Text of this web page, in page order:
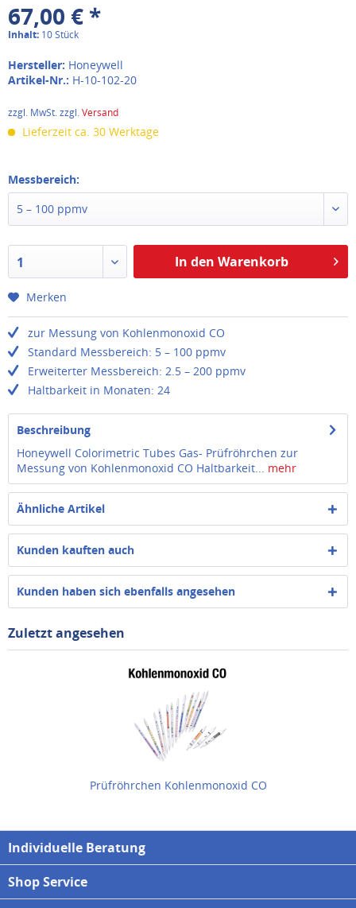
67,00 € *
Inhalt: 10 Stück
Hersteller: Honeywell
Artikel-Nr.: H-10-102-20
zzgl. MwSt. zzgl.Versand
Lieferzeit ca. 30 Werktage
Messbereich:
5 – 100 ppmv
1 In den Warenkorb
Merken
zur Messung von Kohlenmonoxid CO
Standard Messbereich: 5 – 100 ppmv
Erweiterter Messbereich: 2.5 – 200 ppmv
Haltbarkeit in Monaten: 24
Beschreibung
Honeywell Colorimetric Tubes Gas- Prüfröhrchen zur
Messung von Kohlenmonoxid CO Haltbarkeit... mehr
Ähnliche Artikel
Kunden kauften auch
Kunden haben sich ebenfalls angesehen
Zuletzt angesehen
Prüfröhrchen Kohlenmonoxid CO
Individuelle Beratung
Shop Service